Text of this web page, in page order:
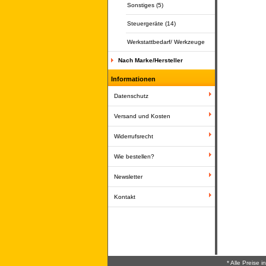
Sonstiges (5)
Steuergeräte (14)
Werkstattbedarf/ Werkzeuge
Nach Marke/Hersteller
Informationen
Datenschutz
Versand und Kosten
Widerrufsrecht
Wie bestellen?
Newsletter
Kontakt
* Alle Preise